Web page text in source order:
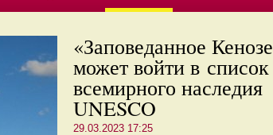
«Заповеданное
может войти в список
всемирного наследия
UNESCO
29.03.2023 17:25